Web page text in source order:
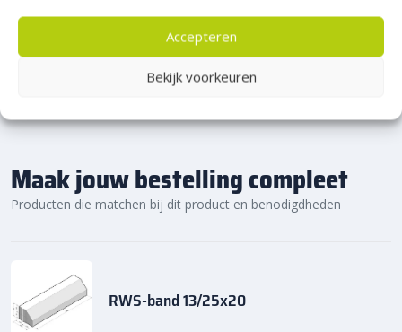
Accepteren
Bekijk voorkeuren
Maak jouw bestelling compleet
Producten die matchen bij dit product en benodigdheden
RWS-band 13/25x20